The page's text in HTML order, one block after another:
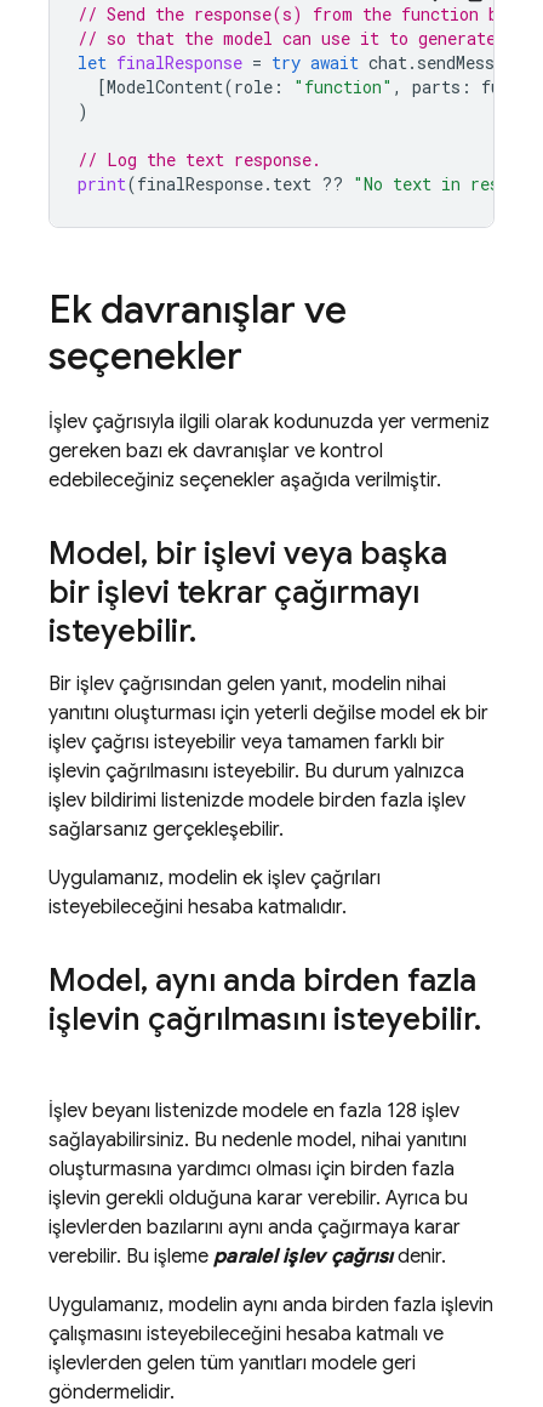
// Send the response(s) from the function back
// so that the model can use it to generate its
let finalResponse = try await chat. sendMessage
[ModelContent(role : "function" , parts :
)
// Log the text response.
print(finalResponse. text ?? "No text in
Ek davranışlar ve
seçenekler
İşlev çağrısıyla ilgili olarak kodunuzda yer vermeniz
gereken bazı ek davranışlar ve kontrol
edebileceğiniz seçenekler aşağıda verilmiştir.
Model, bir işlevi veya başka
bir işlevi tekrar çağırmayı
isteyebilir.
Bir işlev çağrısından gelen yanıt, modelin nihai
yanıtını oluşturması için yeterli değilse model ek bir
işlev çağrısı isteyebilir veya tamamen farklı bir
işlevin çağrılmasını isteyebilir. Bu durum yalnızca
işlev bildirimi listenizde modele birden fazla işlev
sağlarsanız gerçekleşebilir.
Uygulamanız, modelin ek işlev çağrıları
isteyebileceğini hesaba katmalıdır.
Model, aynı anda birden fazla
işlevin çağrılmasını isteyebilir.
İşlev beyanı listenizde modele en fazla 128 işlev
sağlayabilirsiniz. Bu nedenle model, nihai yanıtını
oluşturmasına yardımcı olması için birden fazla
işlevin gerekli olduğuna karar verebilir. Ayrıca bu
işlevlerden bazılarını aynı anda çağırmaya karar
verebilir. Bu işleme paralel işlev çağrısıdenir.
Uygulamanız, modelin aynı anda birden fazla işlevin
çalışmasını isteyebileceğini hesaba katmalı ve
işlevlerden gelen tüm yanıtları modele geri
göndermelidir.